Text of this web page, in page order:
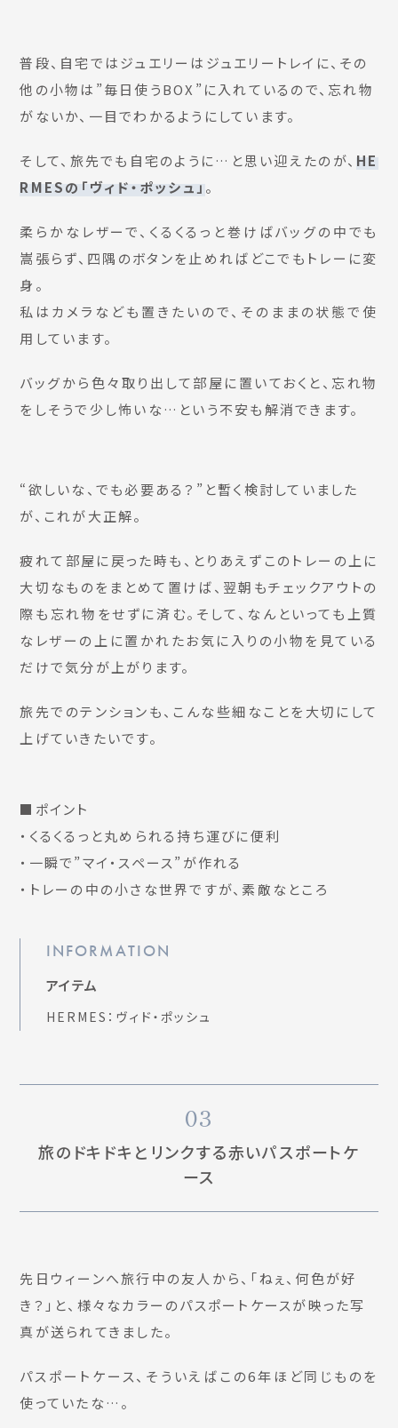
普段、自宅ではジュエリーはジュエリートレイに、その
他の小物は”毎日使うBOX”に入れているので、忘れ物
がないか、一目でわかるようにしています。
そして、旅先でも自宅のように…と思い迎えたのが、 HE
RMESの「ヴィド・ポッシュ」 。
柔らかなレザーで、くるくるっと巻けばバッグの中でも
嵩張らず、四隅のボタンを止めればどこでもトレーに変
身。
私はカメラなども置きたいので、そのままの状態で使
用しています。
バッグから色々取り出して部屋に置いておくと、忘れ物
をしそうで少し怖いな…という不安も解消できます。
“欲しいな、でも必要ある？”と暫く検討していました
が、これが大正解。
疲れて部屋に戻った時も、とりあえずこのトレーの上に
大切なものをまとめて置けば、翌朝もチェックアウトの
際も忘れ物をせずに済む。そして、なんといっても上質
なレザーの上に置かれたお気に入りの小物を見ている
だけで気分が上がります。
旅先でのテンションも、こんな些細なことを大切にして
上げていきたいです。
■ポイント
・くるくるっと丸められる持ち運びに便利
・一瞬で”マイ・スペース”が作れる
・トレーの中の小さな世界ですが、素敵なところ
INFORMATION
アイテム
HERMES：ヴィド・ポッシュ
03
旅のドキドキとリンクする赤いパスポートケ
ース
先日ウィーンへ旅行中の友人から、「ねぇ、何色が好
き？」と、様々なカラーのパスポートケースが映った写
真が送られてきました。
パスポートケース、そういえばこの6年ほど同じものを
使っていたな…。